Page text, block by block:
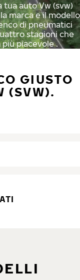
auto Vw (svw)
marca e il modello
di pneumatici
stagioni che
piacevole .
GIUSTO
(SVW).